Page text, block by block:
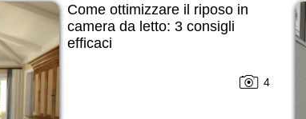
Come ottimizzare il riposo in
camera da letto: 3 consigli
efficaci
4